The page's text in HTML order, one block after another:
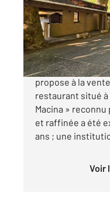
Maison à
439
Century21 Dary
propose à la
restaurant situé
Macina »
et raffinée a été
ans ; une